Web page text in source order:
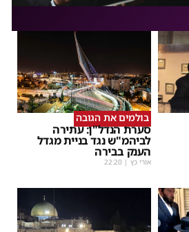
בולמים את הגובה
סערת הנדל"ן: עתירה
לביהמ"ש נגד בניית מגדל
הענק בבירה
אורי כץ |
22:20